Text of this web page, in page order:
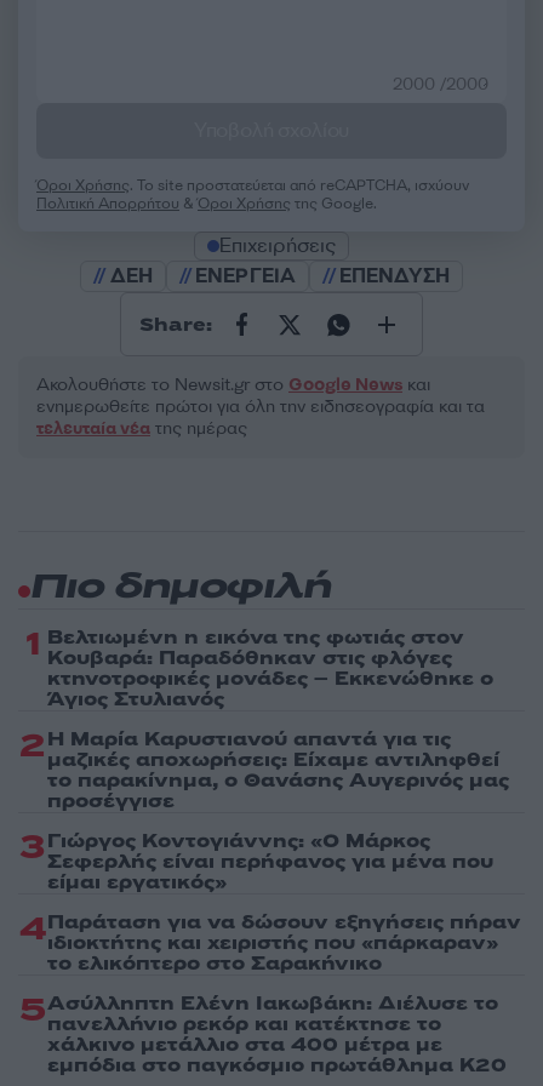
2000 /2000
Όροι Χρήσης. Το site προστατεύεται από reCAPTCHA, ισχύουν
Πολιτική Απορρήτου &Όροι Χρήσης της Google.
Επιχειρήσεις
ΔΕΗ
ΕΝΕΡΓΕΙΑ ΕΠΕΝΔΥΣΗ
Share:
Ακολουθήστε το Νewsit.gr στο Google News και
ενημερωθείτε πρώτοι για όλη την ειδησεογραφία και τα
τελευταία νέα της ημέρας
Πιο δημοφιλή
1 Βελτιωμένη η εικόνα της φωτιάς στον
Κουβαρά: Παραδόθηκαν στις φλόγες
κτηνοτροφικές μονάδες – Εκκενώθηκε ο
Άγιος Στυλιανός
2Η Μαρία Καρυστιανού απαντά για τις
μαζικές αποχωρήσεις: Είχαμε αντιληφθεί
το παρακίνημα, ο Θανάσης Αυγερινός μας
προσέγγισε
3Γιώργος Κοντογιάννης: «Ο Μάρκος
Σεφερλής είναι περήφανος για μένα που
είμαι εργατικός»
4Παράταση για να δώσουν εξηγήσεις πήραν
ιδιοκτήτης και χειριστής που «πάρκαραν»
το ελικόπτερο στο Σαρακήνικο
5Ασύλληπτη Ελένη Ιακωβάκη: Διέλυσε το
πανελλήνιο ρεκόρ και κατέκτησε το
χάλκινο μετάλλιο στα 400 μέτρα με
εμπόδια στο παγκόσμιο πρωτάθλημα Κ20